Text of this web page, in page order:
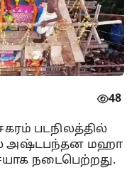
48
படநிலத்தில்
அஷ்டபந்தன மஹா
நடைபெற்றது.